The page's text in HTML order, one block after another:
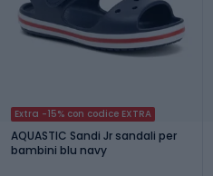
Extra -15% con codice EXTRA
AQUASTIC Sandi Jr sandali per
bambini blu navy